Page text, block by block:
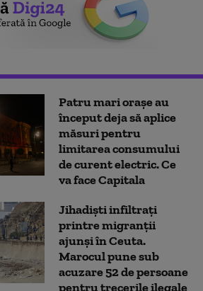
Patru mari orașe au
început deja să aplice
măsuri pentru
limitarea consumului
de curent electric. Ce
va face Capitala
Jihadiști infiltrați
printre migranții
ajunși în Ceuta.
Marocul pune sub
acuzare 52 de persoane
pentru trecerile ilegale